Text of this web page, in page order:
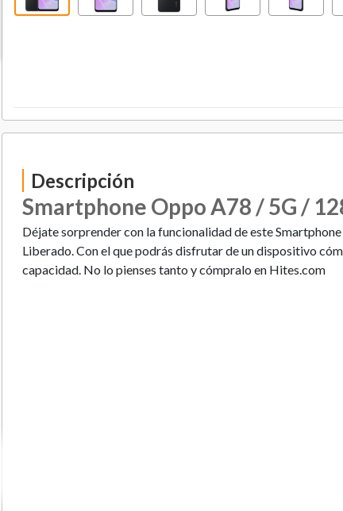
Descripción
Smartphone Oppo A78 / 5G /
Déjate sorprender con la funcionalidad de este
Liberado. Con el que podrás disfrutar de un dispositivo
capacidad. No lo pienses tanto y cómpralo en Hites.com